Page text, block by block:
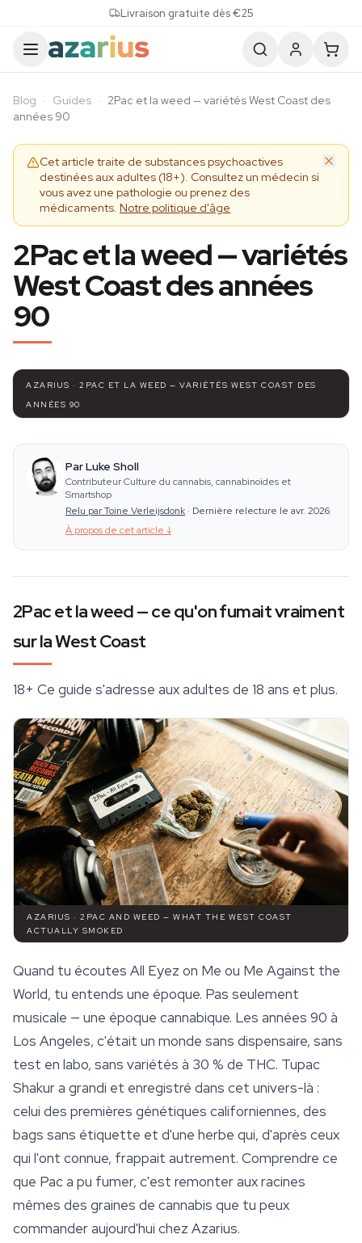
Livraison gratuite dès €25
Blog · Guides · 2Pac et la weed — variétés West Coast des
années 90
Cet article traite de substances psychoactives
destinées aux adultes (18+). Consultez un médecin si
vous avez une pathologie ou prenez des
médicaments. Notre politique d'âge
2Pac et la weed — variétés
West Coast des années
90
AZARIUS · 2PAC ET LA WEED — VARIÉTÉS WEST COAST DES
ANNÉES 90
Par Luke Sholl
Contributeur Culture du cannabis, cannabinoïdes et
Smartshop
Relu par Toine Verleijsdonk · Dernière relecture le avr. 2026
À propos de cet article ↓
2Pac et la weed — ce qu'on fumait vraiment
sur la West Coast
18+ Ce guide s'adresse aux adultes de 18 ans et plus.
AZARIUS · 2PAC AND WEED — WHAT THE WEST COAST
ACTUALLY SMOKED
Quand tu écoutes All Eyez on Me ou Me Against the
World, tu entends une époque. Pas seulement
musicale — une époque cannabique. Les années 90 à
Los Angeles, c'était un monde sans dispensaire, sans
test en labo, sans variétés à 30 % de THC. Tupac
Shakur a grandi et enregistré dans cet univers-là :
celui des premières génétiques californiennes, des
bags sans étiquette et d'une herbe qui, d'après ceux
qui l'ont connue, frappait autrement. Comprendre ce
que Pac a pu fumer, c'est remonter aux racines
mêmes des graines de cannabis que tu peux
commander aujourd'hui chez Azarius.